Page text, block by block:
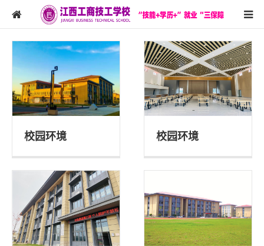
校园环境 校园环境